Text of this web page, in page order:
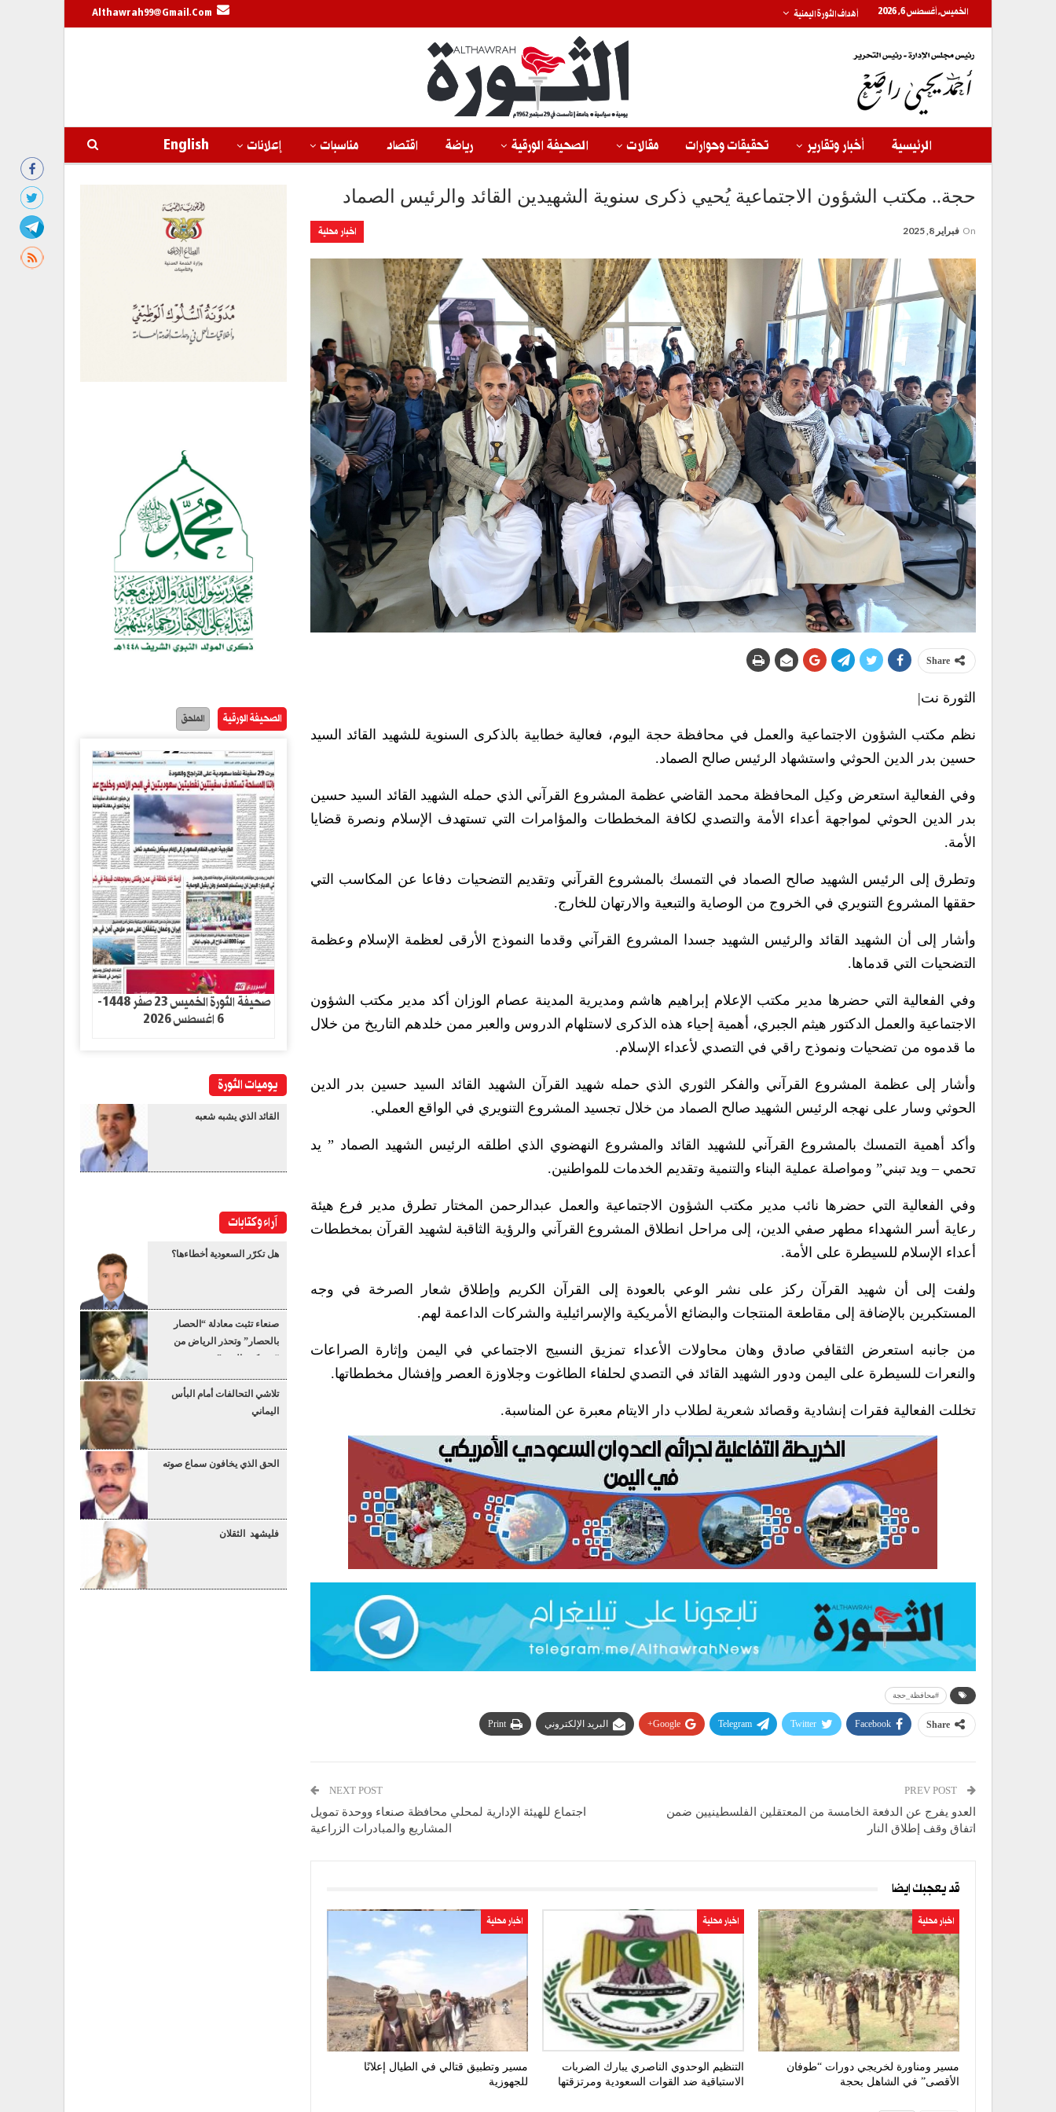
الخميس, أغسطس 6, 2026 أهداف الثورة اليمنية Althawrah99@gmail.com
الرئيسية أخبار وتقارير تحقيقات وحوارات مقالات الصحيفة الورقية رياضة اقتصاد مناسبات إعلانات English
حجة.. مكتب الشؤون الاجتماعية يُحيي ذكرى سنوية الشهيدين القائد والرئيس الصماد
اخبار محلية On فبراير 8, 2025
Share
الثورة نت|
نظم مكتب الشؤون الاجتماعية والعمل في محافظة حجة اليوم، فعالية خطابية بالذكرى السنوية للشهيد القائد السيد
حسين بدر الدين الحوثي واستشهاد الرئيس صالح الصماد.
وفي الفعالية استعرض وكيل المحافظة محمد القاضي عظمة المشروع القرآني الذي حمله الشهيد القائد السيد حسين
بدر الدين الحوثي لمواجهة أعداء الأمة والتصدي لكافة المخططات والمؤامرات التي تستهدف الإسلام ونصرة قضايا
الأمة.
وتطرق إلى الرئيس الشهيد صالح الصماد في التمسك بالمشروع القرآني وتقديم التضحيات دفاعا عن المكاسب التي
حققها المشروع التنويري في الخروج من الوصاية والتبعية والارتهان للخارج.
وأشار إلى أن الشهيد القائد والرئيس الشهيد جسدا المشروع القرآني وقدما النموذج الأرقى لعظمة الإسلام وعظمة
التضحيات التي قدماها.
وفي الفعالية التي حضرها مدير مكتب الإعلام إبراهيم هاشم ومديرية المدينة عصام الوزان أكد مدير مكتب الشؤون
الاجتماعية والعمل الدكتور هيثم الجبري، أهمية إحياء هذه الذكرى لاستلهام الدروس والعبر ممن خلدهم التاريخ من خلال
ما قدموه من تضحيات ونموذج راقي في التصدي لأعداء الإسلام.
وأشار إلى عظمة المشروع القرآني والفكر الثوري الذي حمله شهيد القرآن الشهيد القائد السيد حسين بدر الدين
الحوثي وسار على نهجه الرئيس الشهيد صالح الصماد من خلال تجسيد المشروع التنويري في الواقع العملي.
وأكد أهمية التمسك بالمشروع القرآني للشهيد القائد والمشروع النهضوي الذي اطلقه الرئيس الشهيد الصماد ” يد
تحمي – ويد تبني” ومواصلة عملية البناء والتنمية وتقديم الخدمات للمواطنين.
وفي الفعالية التي حضرها نائب مدير مكتب الشؤون الاجتماعية والعمل عبدالرحمن المختار تطرق مدير فرع هيئة
رعاية أسر الشهداء مطهر صفي الدين، إلى مراحل انطلاق المشروع القرآني والرؤية الثاقبة لشهيد القرآن بمخططات
أعداء الإسلام للسيطرة على الأمة.
ولفت إلى أن شهيد القرآن ركز على نشر الوعي بالعودة إلى القرآن الكريم وإطلاق شعار الصرخة في وجه
المستكبرين بالإضافة إلى مقاطعة المنتجات والبضائع الأمريكية والإسرائيلية والشركات الداعمة لهم.
من جانبه استعرض الثقافي صادق وهان محاولات الأعداء تمزيق النسيج الاجتماعي في اليمن وإثارة الصراعات
والنعرات للسيطرة على اليمن ودور الشهيد القائد في التصدي لحلفاء الطاغوت وجلاوزة العصر وإفشال مخططاتها.
تخللت الفعالية فقرات إنشادية وقصائد شعرية لطلاب دار الايتام معبرة عن المناسبة.
#محافظة_حجة
Share
Facebook
Twitter
Telegram
Google+ البريد الإلكتروني Print
العدو يفرج عن الدفعة الخامسة من المعتقلين الفلسطينيين ضمن
اتفاق وقف إطلاق النار
NEXT POST
اجتماع للهيئة الإدارية لمحلي محافظة صنعاء ووحدة تمويل
المشاريع والمبادرات الزراعية
قد يعجبك ايضا
اخبار محلية
مسير ومناورة لخريجي دورات “طوفان
الأقصى” في الشاهل بحجة
اخبار محلية
التنظيم الوحدوي الناصري يبارك الضربات
الاستباقية ضد القوات السعودية ومرتزقتها
اخبار محلية
مسير وتطبيق قتالي في الطيال إعلانًا
للجهوزية
الصحيفة الورقية الملحق
صحيفة الثورة الخميس 23 صفر 1448-
6 اغسطس 2026
يوميات الثورة
القائد الذي يشبه شعبه
آراء وكتابات
هل تكرّر السعودية أخطاءها؟
صنعاء تثبت معادلة “الحصار
بالحصار” وتحذر الرياض من
“عسكرة البحر”
تلاشي التحالفات أمام البأس
اليماني
الحق الذي يخافون سماع صوته
فليشهد الثقلان